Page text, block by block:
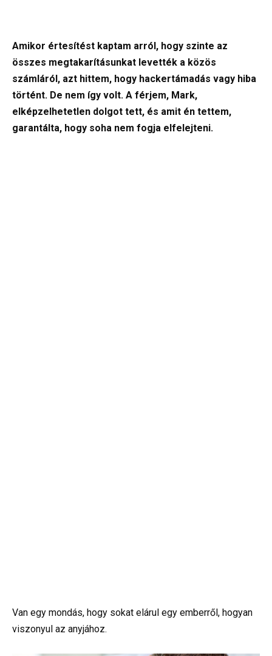
Amikor értesítést kaptam arról, hogy szinte az
összes megtakarításunkat levették a közös
számláról, azt hittem, hogy hackertámadás vagy hiba
történt. De nem így volt. A férjem, Mark,
elképzelhetetlen dolgot tett, és amit én tettem,
garantálta, hogy soha nem fogja elfelejteni.
Van egy mondás, hogy sokat elárul egy emberről, hogyan
viszonyul az anyjához.